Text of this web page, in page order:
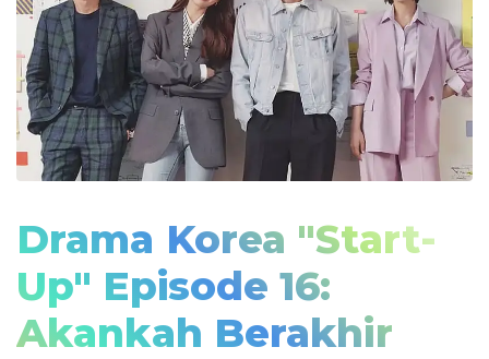
Drama Korea "Start-
Up" Episode 16:
Akankah Berakhir